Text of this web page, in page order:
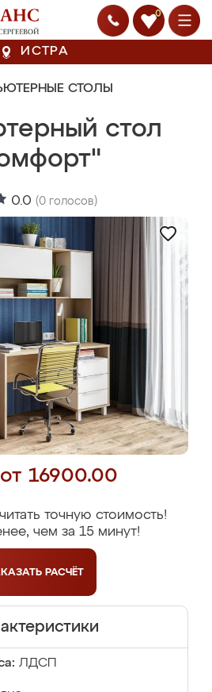
0
ИСТРА
СТОЛЫ
стол
0.0 (0 голосов)
16900.00
точную стоимость!
чем за 15 минут!
РАСЧЁТ
ЛДСП